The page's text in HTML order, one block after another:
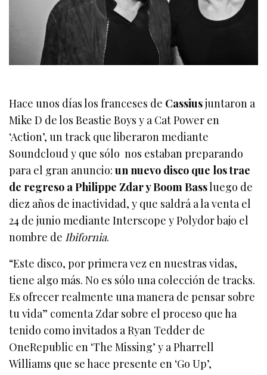
Hace unos días los franceses de Cassiusjuntaron a
Mike D de los Beastie Boys y a Cat Power en
‘Action’, un track que liberaron mediante
Soundcloud y que sólo nos estaban preparando
para el gran anuncio:un nuevo disco que los trae
de regreso a Philippe Zdar y Boom Bassluego de
diez años de inactividad, y que saldrá a la venta el
24 de junio mediante Interscope y Polydor bajo el
nombre de Ibifornia.
“Este disco, por primera vez en nuestras vidas,
tiene algo más. No es sólo una colección de tracks.
Es ofrecer realmente una manera de pensar sobre
tu vida” comenta Zdar sobre el proceso que ha
tenido como invitados a Ryan Tedder de
OneRepublic en ‘The Missing’ y a Pharrell
Williams que se hace presente en ‘Go Up’,